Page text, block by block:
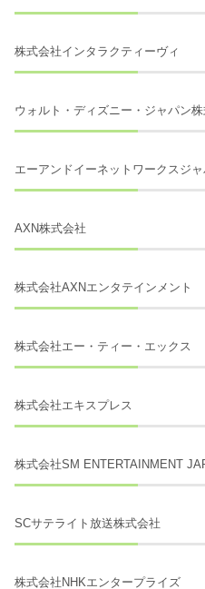
株式会社インタラクティーヴィ
ウォルト・ディズニー・ジャパン
エーアンドイーネットワークスジ
AXN株式会社
株式会社AXNエンタテインメント
株式会社エー・ティー・エックス
株式会社エキスプレス
株式会社SM ENTERTAINMENT
SCサテライト放送株式会社
株式会社NHKエンタープライズ